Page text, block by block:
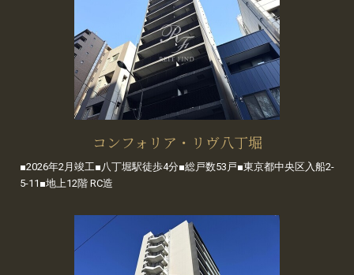
コンフォリア・リヴ八丁堀
■2026年2月竣工■八丁堀駅徒歩4分■総戸数53戸■東京都中央区入船2-
5-11■地上12階 RC造